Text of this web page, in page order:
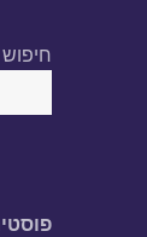
חיפוש